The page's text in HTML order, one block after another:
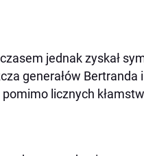
jednak zyskał
generałów Bertranda
licznych